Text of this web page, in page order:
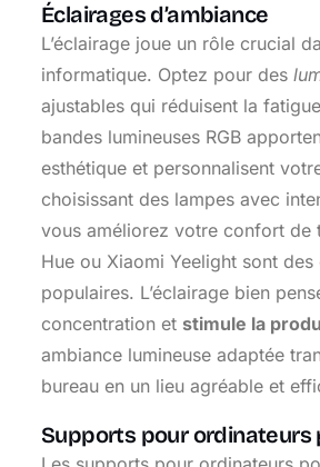
Éclairages d’ambiance
L’éclairage joue un rôle crucial
informatique. Optez pour des
ajustables qui réduisent la
bandes lumineuses RGB
esthétique et personnalisent
choisissant des lampes avec
vous améliorez votre confort de
Hue ou Xiaomi Yeelight sont
populaires. L’éclairage bien
concentration et stimule la
ambiance lumineuse adaptée
bureau en un lieu agréable et
Supports pour ordinateurs